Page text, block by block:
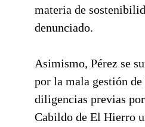
materia de
denunciado.
Asimismo, Pérez se
por la mala gestión
diligencias previas
Cabildo de El Hierro